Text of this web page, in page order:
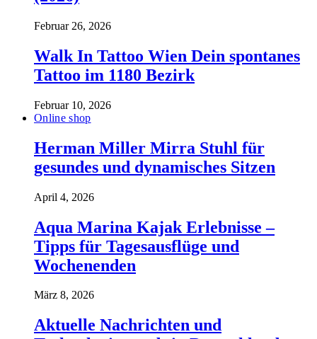
Februar 26, 2026
Walk In Tattoo Wien Dein spontanes
Tattoo im 1180 Bezirk
Februar 10, 2026
Online shop
Herman Miller Mirra Stuhl für
gesundes und dynamisches Sitzen
April 4, 2026
Aqua Marina Kajak Erlebnisse –
Tipps für Tagesausflüge und
Wochenenden
März 8, 2026
Aktuelle Nachrichten und